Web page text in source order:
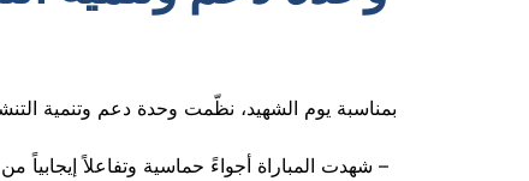
– شهدت المباراة أجواءً حماسية وتفاعلاً